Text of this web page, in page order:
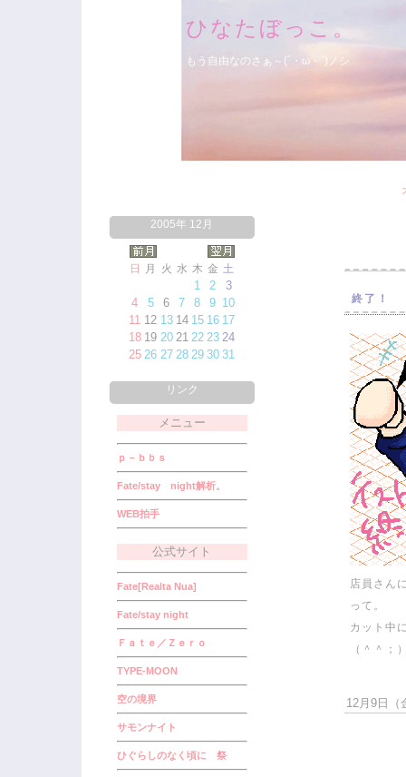
ひなたぼっこ。
もう自由なのさぁ～(´・ω・`)ノシ
2005年 12月
日 月 火 水 木 金 土
1 2
3
4
5 6 7 8 9 10
11 12 13 14 15 16 17
18 19 20 21 22 23 24
25 26 27 28 29 30 31
リンク
メニュー
ｐ－ｂｂｓ
Fate/stay night解析。
WEB拍手
公式サイト
Fate[Realta Nua]
Fate/stay night
Ｆａｔｅ／Ｚｅｒｏ
TYPE-MOON
空の境界
サモンナイト
ひぐらしのなく頃に 祭
終了！
店員さん
って。
カット中
（＾＾；
12月9日（